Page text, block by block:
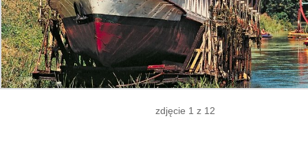
zdjęcie 1 z 12